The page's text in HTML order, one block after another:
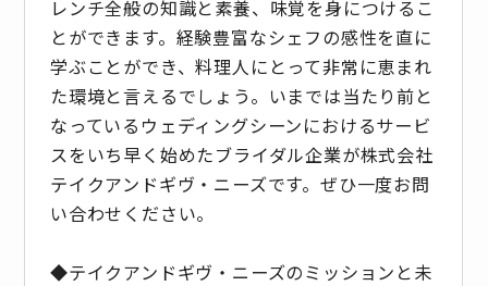
レンチ全般の知識と素養、味覚を身につけるこ
とができます。経験豊富なシェフの感性を直に
学ぶことができ、料理人にとって非常に恵まれ
た環境と言えるでしょう。いまでは当たり前と
なっているウェディングシーンにおけるサービ
スをいち早く始めたブライダル企業が株式会社
テイクアンドギヴ・ニーズです。ぜひ一度お問
い合わせください。
◆テイクアンドギヴ・ニーズのミッションと未